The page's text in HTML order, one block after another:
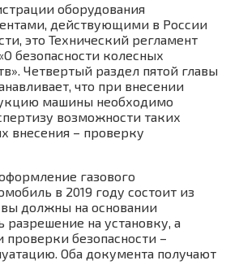
оборудования
действующими в России
это Технический регламент
безопасности колесных
Четвертый раздел пятой главы
что при внесении
машины необходимо
возможности таких
внесения – проверку
газового
в 2019 году состоит из
вы должны на основании
разрешение на установку, а
проверки безопасности –
Оба документа получают